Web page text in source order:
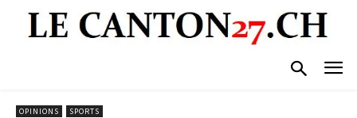
OPINIONS SPORTS